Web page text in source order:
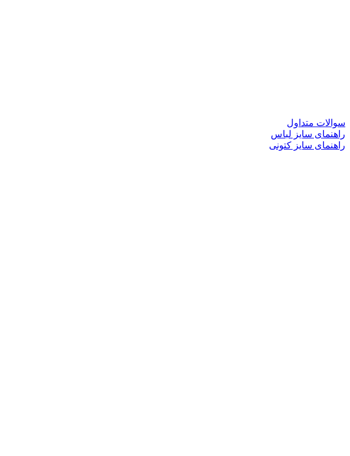
سوالات متداول
راهنمای سایز لباس
راهنمای سایز کتونی